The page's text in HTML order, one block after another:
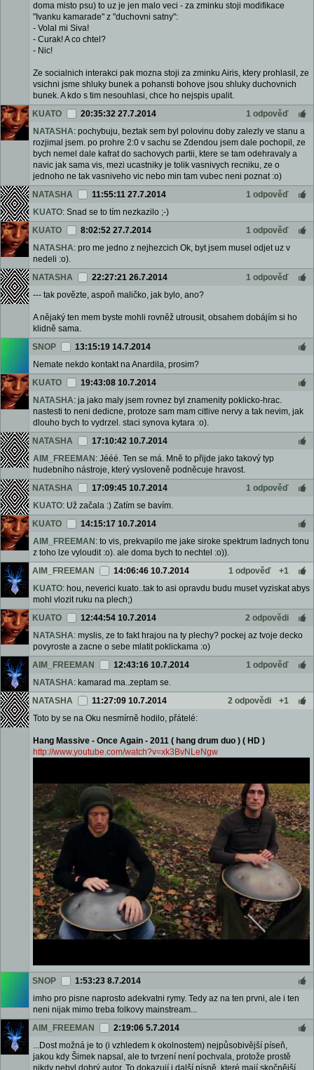
doma misto psu) to uz je jen malo veci - za zminku stoji modifikace
"Ivanku kamarade" z "duchovni satny":
- Volal mi Siva!
- Curak! A co chtel?
- Nic!
Ze socialnich interakci pak mozna stoji za zminku Airis, ktery prohlasil, ze
vsichni jsme shluky bunek a pohansti bohove jsou shluky duchovnich
bunek. A kdo s tim nesouhlasi, chce ho nejspis upalit.
KUATO
20:35:32 27.7.2014
1 odpověď
NATASHA: pochybuju, beztak sem byl polovinu doby zalezly ve stanu a
rozjimal jsem. po prohre 2:0 v sachu se Zdendou jsem dale pochopil, ze
bych nemel dale kafrat do sachovych partii, ktere se tam odehravaly a
navic jak sama vis, mezi ucastniky je tolik vasnivych recniku, ze o
jednoho ne tak vasniveho vic nebo min tam vubec neni poznat :o)
NATASHA
11:55:11 27.7.2014
1 odpověď
KUATO: Snad se to tím nezkazilo ;-)
KUATO
8:02:52 27.7.2014
1 odpověď
NATASHA: pro me jedno z nejhezcich Ok, byt jsem musel odjet uz v
nedeli :o).
NATASHA
22:27:21 26.7.2014
1 odpověď
--- tak povězte, aspoň maličko, jak bylo, ano?
A nějaký ten mem byste mohli rovněž utrousit, obsahem dobájím si ho
klidně sama.
SNOP
13:15:19 14.7.2014
Nemate nekdo kontakt na Anardila, prosim?
KUATO
19:43:08 10.7.2014
NATASHA: ja jako maly jsem rovnez byl znamenity poklicko-hrac.
nastesti to neni dedicne, protoze sam mam citlive nervy a tak nevim, jak
dlouho bych to vydrzel. staci synova kytara :o).
NATASHA
17:10:42 10.7.2014
AIM_FREEMAN : Jééé. Ten se má. Mně to přijde jako takový typ
hudebního nástroje, který vysloveně podněcuje hravost.
NATASHA
17:09:45 10.7.2014
1 odpověď
KUATO: Už začala :) Zatím se bavím.
KUATO
14:15:17 10.7.2014
AIM_FREEMAN : to vis, prekvapilo me jake siroke spektrum ladnych tonu
z toho lze vyloudit :o). ale doma bych to nechtel :o)).
AIM_FREEMAN
14:06:46 10.7.2014 1 odpověď
+1
KUATO: hou, neverici kuato..tak to asi opravdu budu muset vyziskat abys
mohl vlozit ruku na plech;)
KUATO
12:44:54 10.7.2014
2 odpovědi
NATASHA: myslis, ze to fakt hrajou na ty plechy? pockej az tvoje decko
povyroste a zacne o sebe mlatit poklickama :o)
AIM_FREEMAN
12:43:16 10.7.2014
1 odpověď
NATASHA: kamarad ma..zeptam se.
NATASHA
11:27:09 10.7.2014 2 odpovědi
+1
Toto by se na Oku nesmírně hodilo, přátelé:
Hang Massive - Once Again - 2011 ( hang drum duo ) ( HD )
http://www.youtube.com/watch?v=xk3BvNLeNgw
SNOP
1:53:23 8.7.2014
imho pro pisne naprosto adekvatni rymy. Tedy az na ten prvni, ale i ten
neni nijak mimo treba folkovy mainstream...
AIM_FREEMAN
2:19:06 5.7.2014
...Dost možná je to (i vzhledem k okolnostem) nejpůsobivější píseň,
jakou kdy Šimek napsal, ale to tvrzení není pochvala, protože prostě